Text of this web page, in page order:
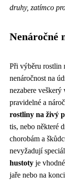
druhy, zatímco
Nenáročné
Při výběru rostlin
nenáročnost na
nezabere veškerý
pravidelné a
rostliny na živý
tis, nebo některé
chorobám a
nevyžadují
hustoty je
jaře nebo na